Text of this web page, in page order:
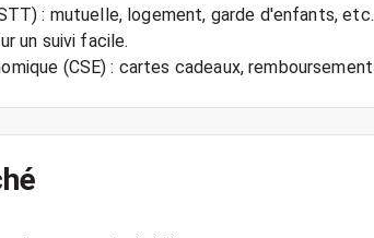
: mutuelle, logement, garde d'enfants, etc.
un suivi facile.